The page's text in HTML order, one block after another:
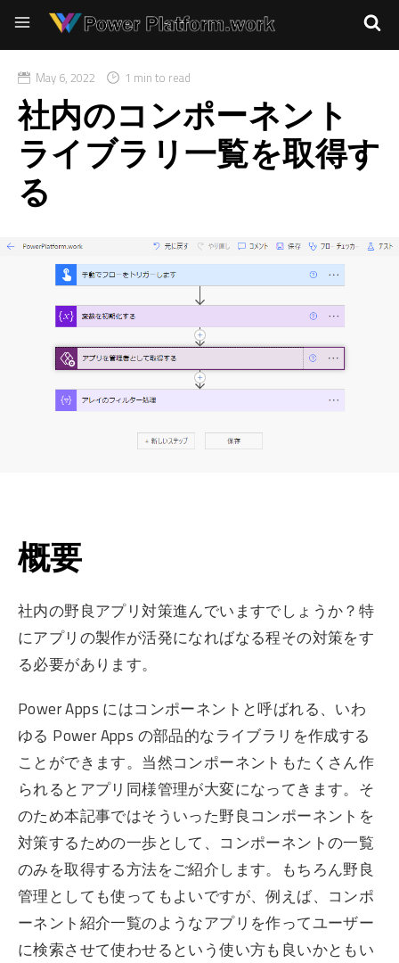
May 6, 2022 1 min to read
社内のコンポーネント
ライブラリ一覧を取得す
る
概要
社内の野良アプリ対策進んでいますでしょうか？特
にアプリの製作が活発になればなる程その対策をす
る必要があります。
Power Apps にはコンポーネントと呼ばれる、いわ
ゆる Power Apps の部品的なライブラリを作成する
ことができます。当然コンポーネントもたくさん作
られるとアプリ同様管理が大変になってきます。そ
のため本記事ではそういった野良コンポーネントを
対策するための一歩として、コンポーネントの一覧
のみを取得する方法をご紹介します。もちろん野良
管理としても使ってもよいですが、例えば、コンポ
ーネント紹介一覧のようなアプリを作ってユーザー
に検索させて使わせるという使い方も良いかともい